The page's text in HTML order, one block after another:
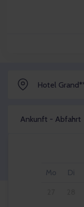
Hotel
Ankunft - Abfahrt
Mo Di